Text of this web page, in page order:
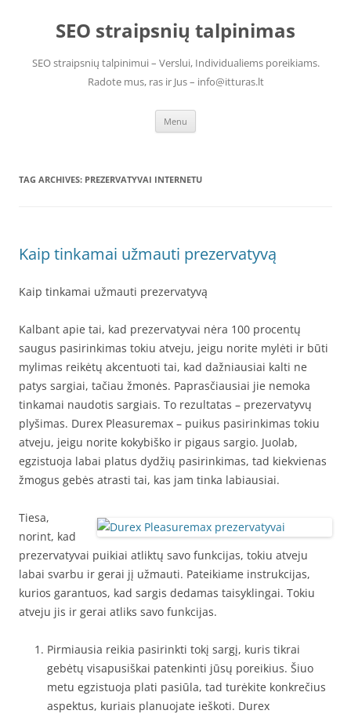
contentSEO straipsnių talpinimas
SEO straipsnių talpinimui – Verslui, Individualiems poreikiams.
Radote mus, ras ir Jus – info@itturas.lt
Menu
TAG ARCHIVES: PREZERVATYVAI INTERNETU
Kaip tinkamai užmauti prezervatyvą
Kaip tinkamai užmauti prezervatyvą
Kalbant apie tai, kad prezervatyvai nėra 100 procentų
saugus pasirinkimas tokiu atveju, jeigu norite mylėti ir būti
mylimas reikėtų akcentuoti tai, kad dažniausiai kalti ne
patys sargiai, tačiau žmonės. Paprasčiausiai jie nemoka
tinkamai naudotis sargiais. To rezultatas – prezervatyvų
plyšimas. Durex Pleasuremax – puikus pasirinkimas tokiu
atveju, jeigu norite kokybiško ir pigaus sargio. Juolab,
egzistuoja labai platus dydžių pasirinkimas, tad kiekvienas
žmogus gebės atrasti tai, kas jam tinka labiausiai.
Tiesa,
norint, kad
prezervatyvai puikiai atliktų savo funkcijas, tokiu atveju
labai svarbu ir gerai jį užmauti. Pateikiame instrukcijas,
kurios garantuos, kad sargis dedamas taisyklingai. Tokiu
atveju jis ir gerai atliks savo funkcijas.
Pirmiausia reikia pasirinkti tokį sargį, kuris tikrai
gebėtų visapusiškai patenkinti jūsų poreikius. Šiuo
metu egzistuoja plati pasiūla, tad turėkite konkrečius
aspektus, kuriais planuojate ieškoti. Durex